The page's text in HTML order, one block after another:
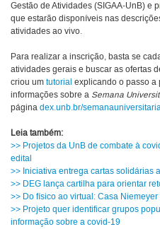
Gestão de Atividades (SIGAA-UnB) e
que estarão disponíveis nas
atividades ao vivo.
Para realizar a inscrição, basta se
atividades gerais e buscar as ofertas
criou um tutorial explicando o passo a
informações sobre a Semana
página dex.unb.br/
Leia também:
>> Projetos da UnB de combate à
edital
>> Iniciativa entrega cartas solidárias
>> DEG lança cartilha para orientar
>> Do físico ao virtual: Casa
>> Projeto quer identificar grupos
informação sobre a covid-19